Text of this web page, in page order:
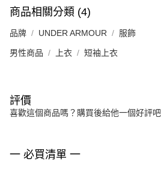
商品相關分類 (4)
品牌 UNDER ARMOUR 服飾
男性商品 上衣 短袖上衣
評價
喜歡這個商品嗎？購買後給他一個好評吧
一 必買清單 一